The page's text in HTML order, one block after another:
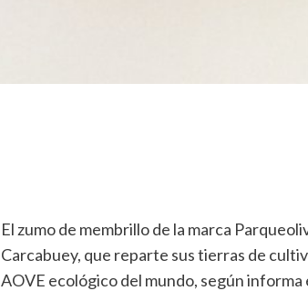
El zumo de membrillo de la marca
Carcabuey, que reparte sus tierras de
AOVE ecológico del mundo, según informa